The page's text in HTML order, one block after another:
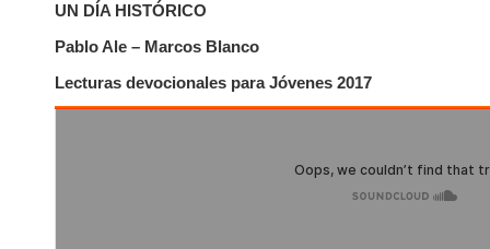
UN DÍA HISTÓRICO
Pablo Ale – Marcos Blanco
Lecturas devocionales para Jóvenes 2017